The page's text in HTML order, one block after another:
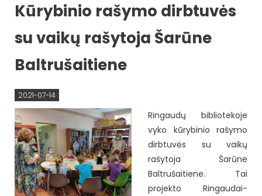
Kūrybinio rašymo dirbtuvės
su vaikų rašytoja Šarūne
Baltrušaitiene
2021-07-14
Ringaudų bibliotekoje
vyko kūrybinio rašymo
dirbtuvės su vaikų
rašytoja Šarūne
Baltrušaitiene. Tai
projekto Ringaudai-